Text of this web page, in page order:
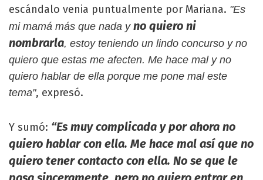
escándalo venia puntualmente por Mariana. "Es
mi mamá más que nada y no quiero ni
nombrarla, estoy teniendo un lindo concurso y no
quiero que estas me afecten. Me hace mal y no
quiero hablar de ella porque me pone mal este
tema", expresó.
Y sumó: “Es muy complicada y por ahora no
quiero hablar con ella. Me hace mal así que no
quiero tener contacto con ella. No se que le